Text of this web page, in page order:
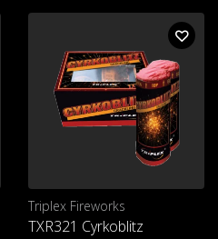
Triplex Fireworks
TXR321 Cyrkoblitz